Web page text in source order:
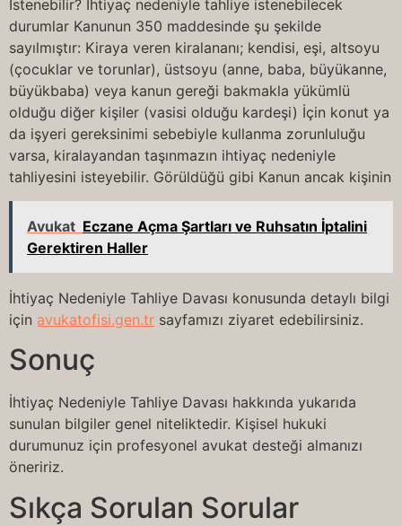
İstenebilir? İhtiyaç nedeniyle tahliye istenebilecek
durumlar Kanunun 350 maddesinde şu şekilde
sayılmıştır: Kiraya veren kiralananı; kendisi, eşi, altsoyu
(çocuklar ve torunlar), üstsoyu (anne, baba, büyükanne,
büyükbaba) veya kanun gereği bakmakla yükümlü
olduğu diğer kişiler (vasisi olduğu kardeşi) İçin konut ya
da işyeri gereksinimi sebebiyle kullanma zorunluluğu
varsa, kiralayandan taşınmazın ihtiyaç nedeniyle
tahliyesini isteyebilir. Görüldüğü gibi Kanun ancak kişinin
Avukat Eczane Açma Şartları ve Ruhsatın İptalini
Gerektiren Haller
İhtiyaç Nedeniyle Tahliye Davası konusunda detaylı bilgi
için avukatofisi.gen.tr sayfamızı ziyaret edebilirsiniz.
Sonuç
İhtiyaç Nedeniyle Tahliye Davası hakkında yukarıda
sunulan bilgiler genel niteliktedir. Kişisel hukuki
durumunuz için profesyonel avukat desteği almanızı
öneririz.
Sıkça Sorulan Sorular